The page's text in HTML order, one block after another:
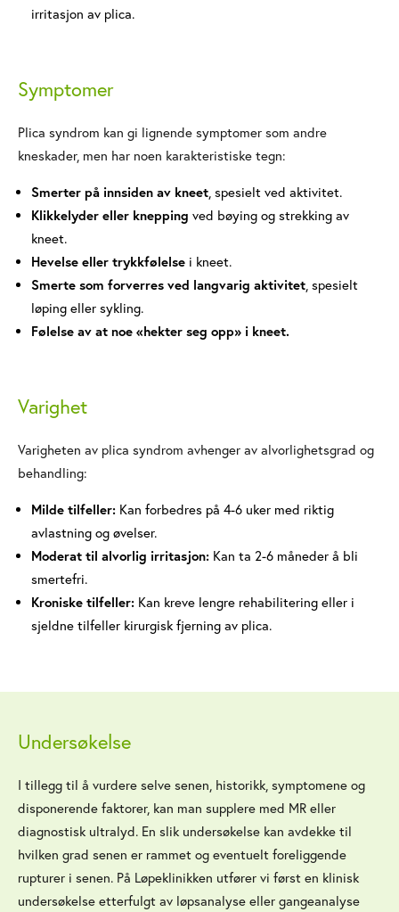
irritasjon av plica.
Symptomer
Plica syndrom kan gi lignende symptomer som andre
kneskader, men har noen karakteristiske tegn:
Smerter på innsiden av kneet, spesielt ved aktivitet.
Klikkelyder eller knepping ved bøying og strekking av
kneet.
Hevelse eller trykkfølelse i kneet.
Smerte som forverres ved langvarig aktivitet, spesielt
løping eller sykling.
Følelse av at noe «hekter seg opp» i kneet.
Varighet
Varigheten av plica syndrom avhenger av alvorlighetsgrad og
behandling:
Milde tilfeller: Kan forbedres på 4-6 uker med riktig
avlastning og øvelser.
Moderat til alvorlig irritasjon: Kan ta 2-6 måneder å bli
smertefri.
Kroniske tilfeller: Kan kreve lengre rehabilitering eller i
sjeldne tilfeller kirurgisk fjerning av plica.
Undersøkelse
I tillegg til å vurdere selve senen, historikk, symptomene og
disponerende faktorer, kan man supplere med MR eller
diagnostisk ultralyd. En slik undersøkelse kan avdekke til
hvilken grad senen er rammet og eventuelt foreliggende
rupturer i senen. På Løpeklinikken utfører vi først en klinisk
undersøkelse etterfulgt av løpsanalyse eller gangeanalyse